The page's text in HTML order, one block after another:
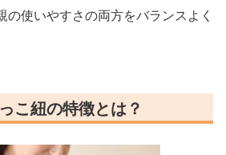
の使いやすさの両方をバランスよく
こ紐の特徴とは？